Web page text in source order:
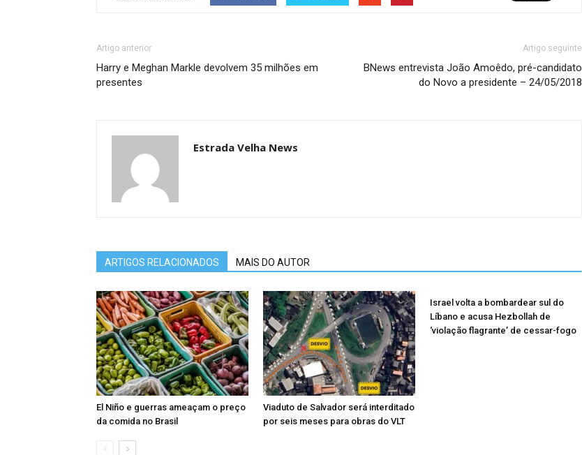
Artigo anterior
Harry e Meghan Markle devolvem 35 milhões em
presentes
Artigo seguinte
BNews entrevista João Amoêdo, pré-candidato
do Novo a presidente – 24/05/2018
Estrada Velha News
ARTIGOS RELACIONADOS MAIS DO AUTOR
El Niño e guerras ameaçam o preço
da comida no Brasil
Viaduto de Salvador será interditado
por seis meses para obras do VLT
Israel volta a bombardear sul do
Líbano e acusa Hezbollah de
‘violação flagrante’ de cessar-fogo